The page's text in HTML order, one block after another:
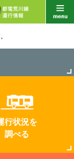
行状況を
調べる